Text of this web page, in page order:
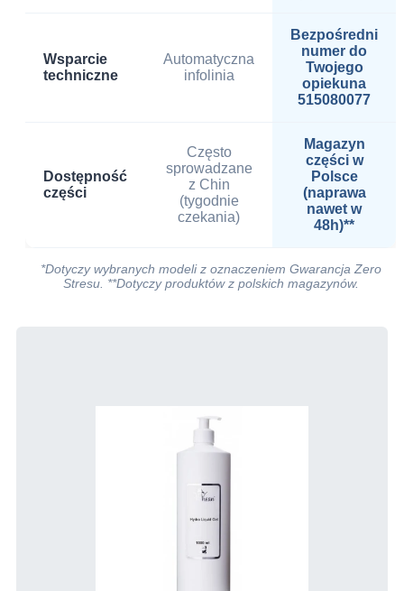
Wsparcie
techniczne
Automatyczna
infolinia
Bezpośredni
numer do
Twojego
opiekuna
515080077
Dostępność
części
Często
sprowadzane
z Chin
(tygodnie
czekania)
Magazyn
części w
Polsce
(naprawa
nawet w
48h)**
*Dotyczy wybranych modeli z oznaczeniem Gwarancja Zero
Stresu. **Dotyczy produktów z polskich magazynów.